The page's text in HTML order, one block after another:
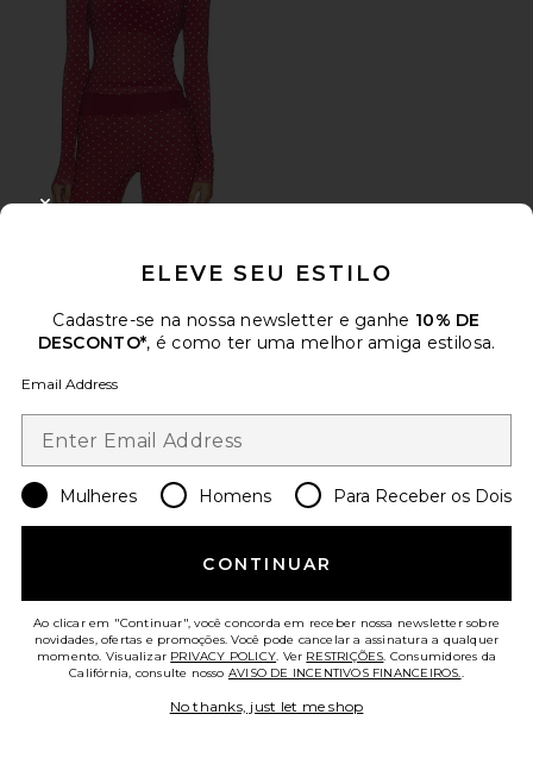
AstoriaELEVE SEU ESTILO
Cadastre-se na nossa newsletter e ganhe 10% DE
DESCONTO*, é como ter uma melhor amiga estilosa.
Email Address
Mulheres Homens Para Receber os Dois
CONTINUAR
Ao clicar em "Continuar", você concorda em receber nossa newsletter sobre
novidades, ofertas e promoções. Você pode cancelar a assinatura a qualquer
momento. Visualizar PRIVACY POLICY. Ver RESTRIÇÕES. Consumidores da
Califórnia, consulte nosso AVISO DE INCENTIVOS FINANCEIROS..
No thanks, just let me shop